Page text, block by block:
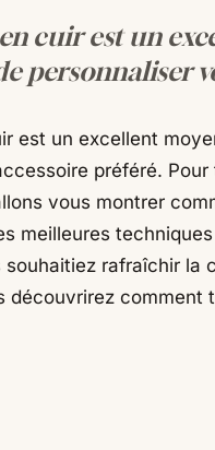
cuir est un
personnaliser
est un excellent
préféré.
vous montrer
meilleures
rafraîchir la
comment